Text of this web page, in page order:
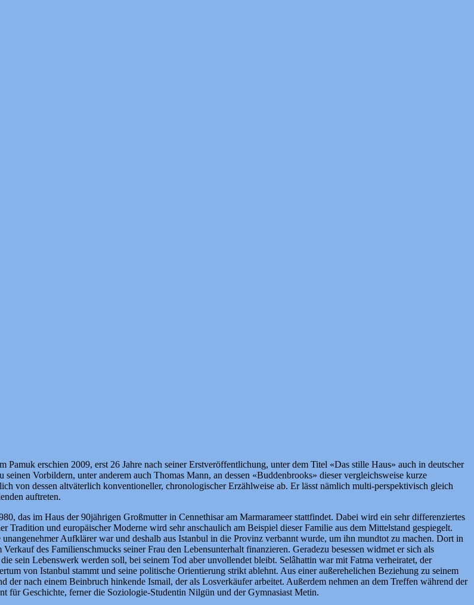
erschien 2009, erst 26 Jahre nach seiner Erstveröffentlichung, unter dem Titel «Das stille Haus» auch in deutscher
Vorbildern, unter anderem auch Thomas Mann, an dessen «Buddenbrooks» dieser vergleichsweise kurze
von dessen altväterlich konventioneller, chronologischer Erzählweise ab. Er lässt nämlich multi-perspektivisch gleich
auftreten.
das im Haus der 90jährigen Großmutter in Cennethisar am Marmarameer stattfindet. Dabei wird ein sehr differenziertes
und europäischer Moderne wird sehr anschaulich am Beispiel dieser Familie aus dem Mittelstand gespiegelt.
Aufklärer war und deshalb aus Istanbul in die Provinz verbannt wurde, um ihn mundtot zu machen. Dort in
des Familienschmucks seiner Frau den Lebensunterhalt finanzieren. Geradezu besessen widmet er sich als
sein Lebenswerk werden soll, bei seinem Tod aber unvollendet bleibt. Selâhattin war mit Fatma verheiratet, der
von Istanbul stammt und seine politische Orientierung strikt ablehnt. Aus einer außerehelichen Beziehung zu seinem
der nach einem Beinbruch hinkende Ismail, der als Losverkäufer arbeitet. Außerdem nehmen an dem Treffen während der
Geschichte, ferner die Soziologie-Studentin Nilgün und der Gymnasiast Metin.